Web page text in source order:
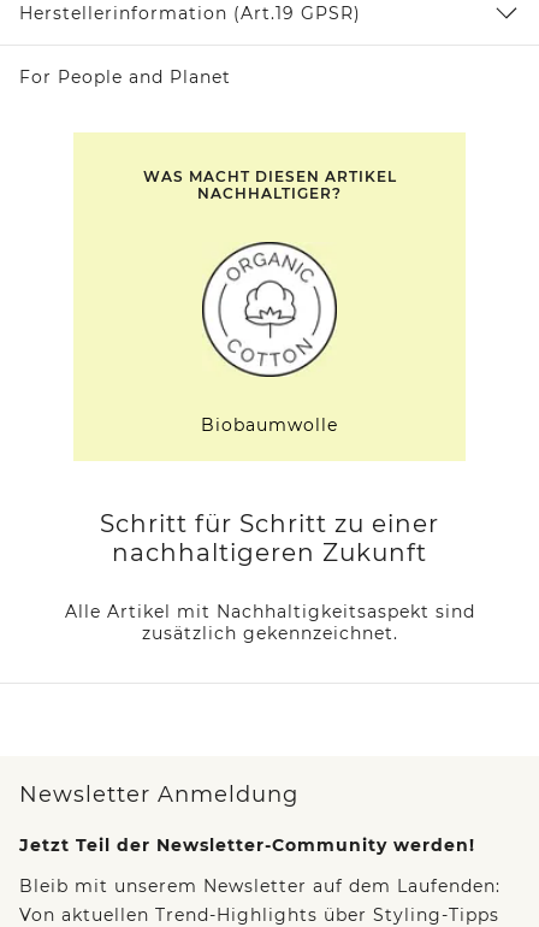
Herstellerinformation (Art.19 GPSR)
For People and Planet
WAS MACHT DIESEN ARTIKEL
NACHHALTIGER?
Biobaumwolle
Schritt für Schritt zu einer
nachhaltigeren Zukunft
Alle Artikel mit Nachhaltigkeitsaspekt sind
zusätzlich gekennzeichnet.
Newsletter Anmeldung
Jetzt Teil der Newsletter-Community werden!
Bleib mit unserem Newsletter auf dem Laufenden:
Von aktuellen Trend-Highlights über Styling-Tipps